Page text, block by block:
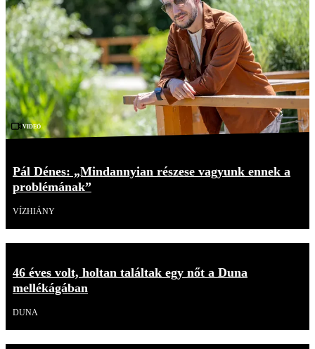
Videó
Pál Dénes: „Mindannyian részese vagyunk ennek a
problémának”
VÍZHIÁNY
46 éves volt, holtan találtak egy nőt a Duna
mellékágában
DUNA